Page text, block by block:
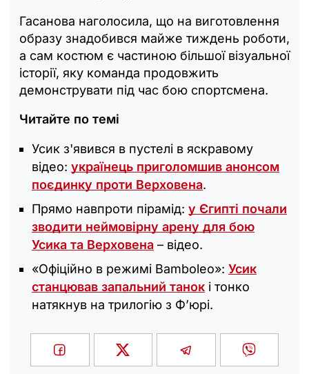
Гасанова наголосила, що на виготовлення
образу знадобився майже тиждень роботи,
а сам костюм є частиною більшої візуальної
історії, яку команда продовжить
демонструвати під час бою спортсмена.
Читайте по темі
Усик з'явився в пустелі в яскравому
відео: українець приголомшив анонсом
поєдинку проти Верховена.
Прямо навпроти пірамід: у Єгипті почали
зводити неймовірну арену для бою
Усика та Верховена – відео.
«Офіційно в режимі Bamboleo»: Усик
станцював запальний танок і тонко
натякнув на трилогію з Ф’юрі.